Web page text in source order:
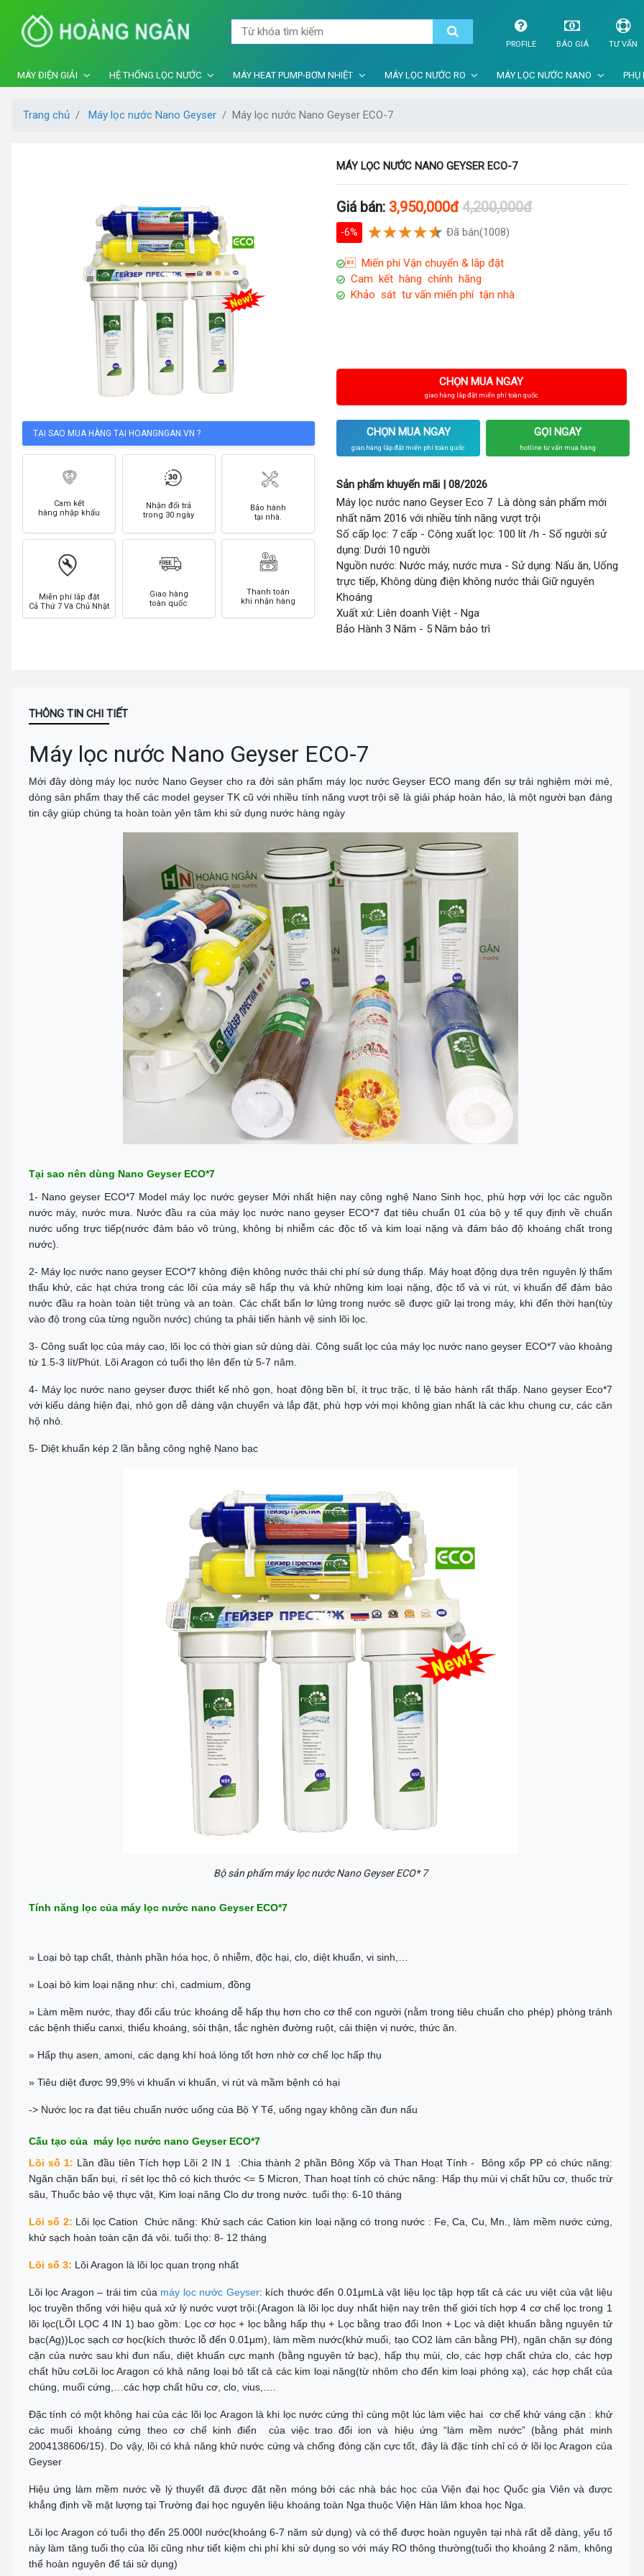
PROFILE BÁO GIÁ TƯ VẤN
MÁY ĐIỆN GIẢI HỆ THỐNG LỌC NƯỚC MÁY HEAT PUMP-BƠM NHIỆT MÁY LỌC NƯỚC RO MÁY LỌC NƯỚC NANO PHỤ
Trang chủ Máy lọc nước Nano Geyser Máy lọc nước Nano Geyser ECO-7
TẠI SAO MUA HÀNG TẠI HOANGNGAN.VN ?
Cam kết
hàng nhập khẩu
Nhận đổi trả
trong 30 ngày
Bảo hành
tại nhà.
Miễn phí lắp đặt
Cả Thứ 7 Và Chủ Nhật
Giao hàng
toàn quốc
Thanh toán
khi nhận hàng
MÁY LỌC NƯỚC NANO GEYSER ECO-7
Giá bán: 3,950,000đ 4,200,000đ
-6% Đã bán(1008)
 Miến phí Vận chuyển & lắp đặt
Cam kết hàng chính hãng
Khảo sát tư vấn miến phí tận nhà
CHỌN MUA NGAY
giao hàng lắp đặt miến phí toàn quốc
CHỌN MUA NGAY
giao hàng lắp đặt miến phí toàn quốc
GỌI NGAY
hotline tư vấn mua hàng
Sản phẩm khuyến mãi | 08/2026
Máy lọc nước nano Geyser Eco 7 Là dòng sản phẩm mới
nhất năm 2016 với nhiều tính năng vượt trội
Số cấp lọc: 7 cấp - Công xuất lọc: 100 lít /h - Số người sử
dụng: Dưới 10 người
Nguồn nước: Nước máy, nước mưa - Sử dụng: Nấu ăn, Uống
trực tiếp, Không dùng điện không nước thải Giữ nguyên
Khoáng
Xuất xứ: Liên doanh Việt - Nga
Bảo Hành 3 Năm - 5 Năm bảo trì
THÔNG TIN CHI TIẾT
Máy lọc nước Nano Geyser ECO-7
Mới đây dòng máy lọc nước Nano Geyser cho ra đời sản phẩm máy lọc nước Geyser ECO mang đến sự trải nghiệm mới mẻ,
dòng sản phẩm thay thế các model geyser TK cũ với nhiều tính năng vượt trội sẽ là giải pháp hoàn hảo, là một người bạn đáng
tin cậy giúp chúng ta hoàn toàn yên tâm khi sử dụng nước hàng ngày
Tại sao nên dùng Nano Geyser ECO*7
1- Nano geyser ECO*7 Model máy lọc nước geyser Mới nhất hiện nay công nghệ Nano Sinh học, phù hợp với lọc các nguồn
nước máy, nước mưa. Nước đầu ra của máy lọc nước nano geyser ECO*7 đạt tiêu chuẩn 01 của bộ y tế quy định về chuẩn
nước uống trực tiếp(nước đảm bảo vô trùng, không bị nhiễm các độc tố và kim loại nặng và đảm bảo độ khoáng chất trong
nước).
2- Máy lọc nước nano geyser ECO*7 không điện không nước thải chi phí sử dụng thấp. Máy hoạt động dựa trên nguyên lý thẩm
thấu khử, các hạt chứa trong các lõi của máy sẽ hấp thụ và khử những kim loại nặng, độc tố và vi rút, vi khuẩn để đảm bảo
nước đầu ra hoàn toàn tiệt trùng và an toàn. Các chất bẩn lơ lửng trong nước sẽ được giữ lại trong máy, khi đến thời hạn(tùy
vào độ trong của từng nguồn nước) chúng ta phải tiến hành vệ sinh lõi lọc.
3- Công suất lọc của máy cao, lõi lọc có thời gian sử dùng dài. Công suất lọc của máy lọc nước nano geyser ECO*7 vào khoảng
từ 1.5-3 lít/Phút. Lõi Aragon có tuổi thọ lên đến từ 5-7 năm.
4- Máy lọc nước nano geyser được thiết kế nhỏ gọn, hoạt động bền bỉ, ít trục trặc, tỉ lệ bảo hành rất thấp. Nano geyser Eco*7
với kiểu dáng hiện đại, nhỏ gọn dễ dàng vận chuyển và lắp đặt, phù hợp với mọi không gian nhất là các khu chung cư, các căn
hộ nhỏ.
5- Diệt khuẩn kép 2 lần bằng công nghệ Nano bạc
Bộ sản phẩm máy lọc nước Nano Geyser ECO* 7
Tính năng lọc của máy lọc nước nano Geyser ECO*7
» Loại bỏ tạp chất, thành phần hóa học, ô nhiễm, độc hại, clo, diệt khuẩn, vi sinh,…
» Loại bỏ kim loại nặng như: chì, cadmium, đồng
» Làm mềm nước, thay đổi cấu trúc khoáng dễ hấp thụ hơn cho cơ thể con người (nằm trong tiêu chuẩn cho phép) phòng tránh
các bệnh thiếu canxi, thiếu khoáng, sỏi thận, tắc nghèn đường ruột, cải thiện vị nước, thức ăn.
» Hấp thụ asen, amoni, các dạng khí hoá lỏng tốt hơn nhờ cơ chế lọc hấp thụ
» Tiêu diệt được 99,9% vi khuẩn vi khuẩn, vi rút và mầm bệnh có hại
-> Nước lọc ra đạt tiêu chuẩn nước uống của Bộ Y Tế, uống ngay không cần đun nấu
Cấu tạo của máy lọc nước nano Geyser ECO*7
Lõi số 1: Lần đầu tiên Tích hợp Lõi 2 IN 1 :Chia thành 2 phần Bông Xốp và Than Hoạt Tính - Bông xốp PP có chức năng:
Ngăn chặn bẩn bụi, rỉ sét lọc thô có kich thước <= 5 Micron, Than hoạt tính có chức năng: Hấp thụ mùi vị chất hữu cơ, thuốc trừ
sâu, Thuốc bảo vệ thực vật, Kim loại năng Clo dư trong nước. tuổi thọ: 6-10 tháng
Lõi số 2: Lõi lọc Cation Chức năng: Khử sạch các Cation kin loại nặng có trong nước : Fe, Ca, Cu, Mn., làm mềm nước cứng,
khử sạch hoàn toàn cặn đá vôi. tuổi thọ: 8- 12 tháng
Lõi số 3: Lõi Aragon là lõi lọc quan trọng nhất
Lõi lọc Aragon – trái tim của máy lọc nước Geyser: kích thước đến 0.01μmLà vật liệu lọc tập hợp tất cả các ưu việt của vật liệu
lọc truyền thống với hiệu quả xử lý nước vượt trội:(Aragon là lõi lọc duy nhất hiện nay trên thế giới tích hợp 4 cơ chế lọc trong 1
lõi lọc(LÕI LỌC 4 IN 1) bao gồm: Lọc cơ học + lọc bằng hấp thụ + Lọc bằng trao đổi Inon + Lọc và diệt khuẩn bằng nguyên tử
bạc(Ag))Lọc sạch cơ học(kích thước lỗ đến 0.01μm), làm mềm nước(khử muối, tạo CO2 làm cân bằng PH), ngăn chặn sự đóng
cặn của nước sau khi đun nấu, diệt khuẩn cực mạnh (bằng nguyên tử bạc), hấp thụ mùi, clo, các hợp chất chứa clo, các hợp
chất hữu cơLõi lọc Aragon có khả năng loại bỏ tất cả các kim loại nặng(từ nhôm cho đến kim loại phóng xạ), các hợp chất của
chúng, muối cứng,…các hợp chất hữu cơ, clo, vius,….
Đặc tính có một không hai của các lõi lọc Aragon là khi lọc nước cứng thì cùng một lúc làm việc hai cơ chế khử váng cặn : khử
các muối khoáng cứng theo cơ chế kinh điển của việc trao đổi ion và hiệu ứng “làm mềm nước” (bằng phát minh
2004138606/15). Do vậy, lõi có khả năng khử nước cứng và chống đóng cặn cực tốt, đây là đặc tính chỉ có ở lõi lọc Aragon của
Geyser
Hiệu ứng làm mềm nước về lý thuyết đã được đặt nền móng bởi các nhà bác học của Viện đại học Quốc gia Viên và được
khẳng định về mặt lượng tại Trường đại học nguyên liệu khoáng toàn Nga thuộc Viện Hàn lâm khoa học Nga.
Lõi lọc Aragon có tuổi thọ đến 25.000l nước(khoảng 6-7 năm sử dụng) và có thể được hoàn nguyên tại nhà rất dễ dàng, yếu tố
này làm tăng tuổi thọ của lõi cũng như tiết kiệm chi phí khi sử dụng so với máy RO thông thường(tuổi thọ khoảng 2 năm, không
thể hoàn nguyên để tái sử dụng)